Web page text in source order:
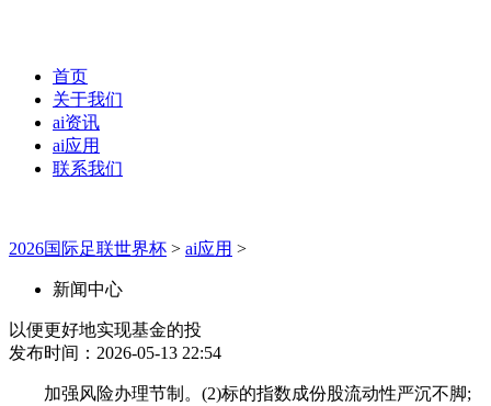
首页
关于我们
ai资讯
ai应用
联系我们
2026国际足联世界杯 > ai应用 >
新闻中心
以便更好地实现基金的投
发布时间：2026-05-13 22:54
加强风险办理节制。(2)标的指数成份股流动性严沉不脚;